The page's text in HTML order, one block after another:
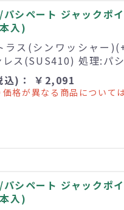
シペート ジャックポ
入)
ラス(シンワッシャー
ス(SUS410) 処理:パ
込)： ￥2,091
格が異なる商品について
シペート ジャックポ
入)